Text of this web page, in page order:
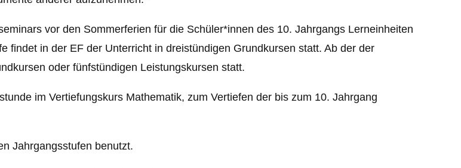
vor den Sommerferien für die Schüler*innen des 10. Jahrgangs Lerneinheiten
findet in der EF der Unterricht in dreistündigen Grundkursen statt. Ab der der
oder fünfstündigen Leistungskursen statt.
im Vertiefungskurs Mathematik, zum Vertiefen der bis zum 10. Jahrgang
Jahrgangsstufen benutzt.